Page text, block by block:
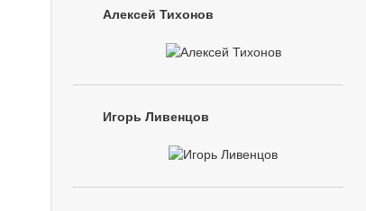
Алексей Тихонов
Игорь Ливенцов